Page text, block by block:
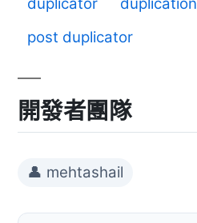
duplicator duplication
post duplicator
開發者團隊
👤 mehtashail